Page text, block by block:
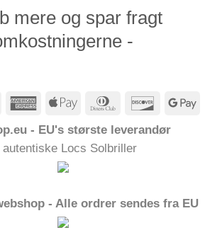
mere og spar fragt
-
MasterCardAmericanApple
Dinners
Opdage
- EU's største leverandør
autentiske Locs Solbriller
- Alle ordrer sendes fra EU